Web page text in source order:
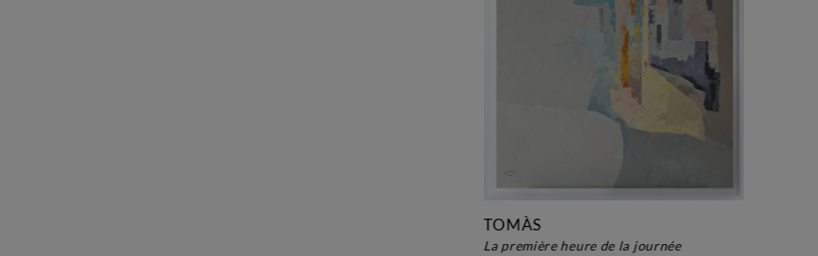
TOMÀS
la première heure de la journée